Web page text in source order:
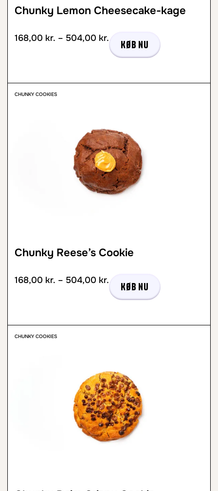
Chunky Lemon Cheesecake-kage
168,00 kr. – 504,00 kr.
Køb nu
CHUNKY COOKIES
Chunky Reese’s Cookie
168,00 kr. – 504,00 kr.
Køb nu
CHUNKY COOKIES